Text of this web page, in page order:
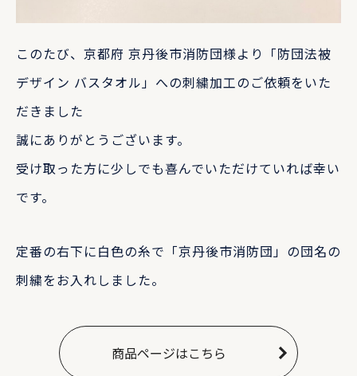
このたび、京都府 京丹後市消防団様より「防団法被
デザイン バスタオル」への刺繍加工のご依頼をいた
だきました
誠にありがとうございます。
受け取った方に少しでも喜んでいただけていれば幸い
です。
定番の右下に白色の糸で「京丹後市消防団」の団名の
刺繍をお入れしました。
商品ページはこちら